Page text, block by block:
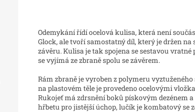
Odemykání řídí ocelová kulisa, která není
Glock, ale tvoří samostatný díl, který je držen
závěru. Kulisa je tak spojena se sestavou
se vyjímá ze zbraně spolu se závěrem.
Rám zbraně je vyroben z polymeru
na plastovém těle je provedeno ocelovými
Rukojeť má zdrsnění boků pískovým dezénem
hřbetu pro jistější úchop, lučík je kombatový se